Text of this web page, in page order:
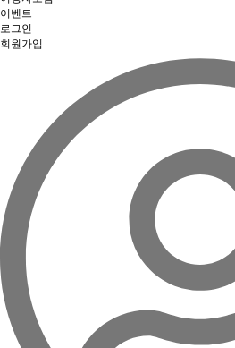
이벤트
로그인
회원가입